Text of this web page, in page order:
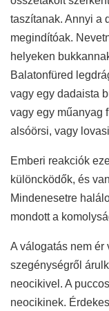
taszítanak. Annyi a
megindítóak.
helyeken
Balatonfüred
vagy egy dadaista
vagy egy műanyag
alsóörsi, vagy
Emberi reakciók
különcködők, és
Mindenesetre
mondott a
A válogatás nem ér
szegénységről
neocikivel. A
neocikinek.